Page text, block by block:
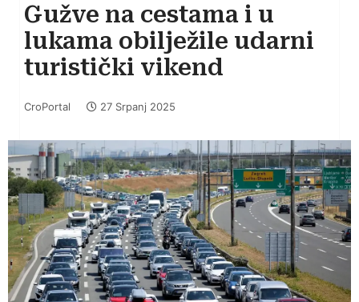
Gužve na cestama i u
lukama obilježile udarni
turistički vikend
CroPortal 27 Srpanj 2025